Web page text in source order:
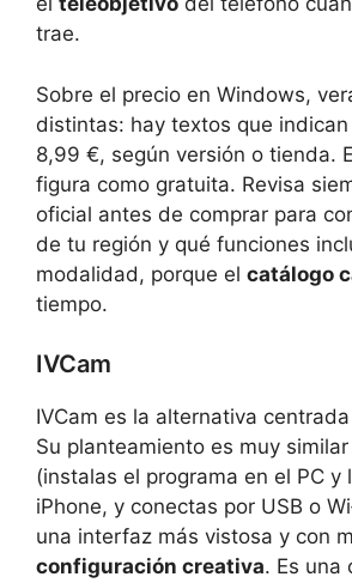
trae.
Sobre el precio en Windows,
distintas: hay textos que
8,99 €, según versión o tienda.
figura como gratuita. Revisa
oficial antes de comprar para
de tu región y qué funciones
modalidad, porque el catálogo
tiempo.
IVCam
IVCam es la alternativa
Su planteamiento es muy
(instalas el programa en el PC y
iPhone, y conectas por USB o
una interfaz más vistosa y con
configuración creativa. Es una